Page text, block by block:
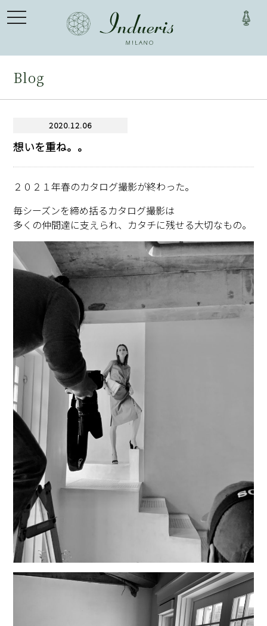
toggle
Blog
2020.12.06
想いを重ね。。
２０２１年春のカタログ撮影が終わった。
毎シーズンを締め括るカタログ撮影は
多くの仲間達に支えられ、カタチに残せる大切なもの。